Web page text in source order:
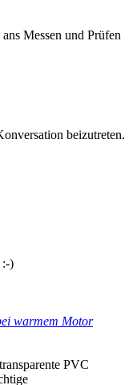
Messen und Prüfen
beizutreten.
:-)
warmem Motor
PVC